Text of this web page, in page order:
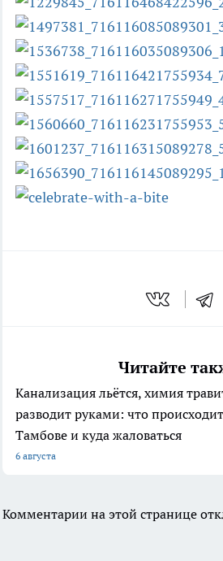
Читайте
Канализация льётся, химия
разводит руками: что
Тамбове и куда жаловаться
6 августа
Комментарии на этой странице